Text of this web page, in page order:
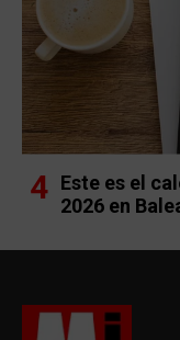
Este es el
2026 en